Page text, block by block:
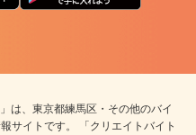
は、東京都練馬区・その他のバイ
サイトです。 「クリエイトバイト